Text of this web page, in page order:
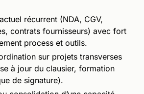
récurrent (NDA, CGV,
contrats fournisseurs) avec fort
process et outils.
sur projets transverses
à jour du clausier, formation
de signature).